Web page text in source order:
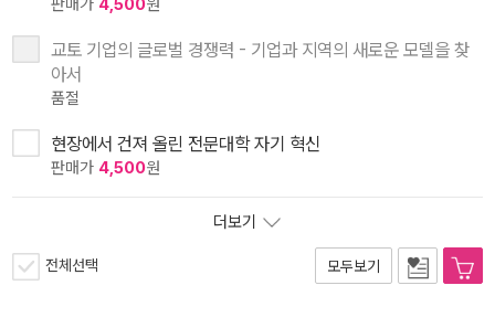
판매가 4,500원
교토 기업의 글로벌 경쟁력 - 기업과 지역의 새로운 모델을 찾
아서
품절
현장에서 건져 올린 전문대학 자기 혁신
판매가 4,500원
더보기
전체선택 모두보기